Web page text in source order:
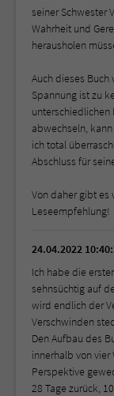
seiner Schwester
Wahrheit und
herausholen
Auch dieses
Spannung ist zu
unterschiedlichen
abwechseln,
ich total
Abschluss für
Von daher gibt es
Leseempfehlung!
24.04.2022
Ich habe die
sehnsüchtig auf
wird endlich der
Verschwinden
Den Aufbau des
innerhalb von
Perspektive
28 Tage zurück,